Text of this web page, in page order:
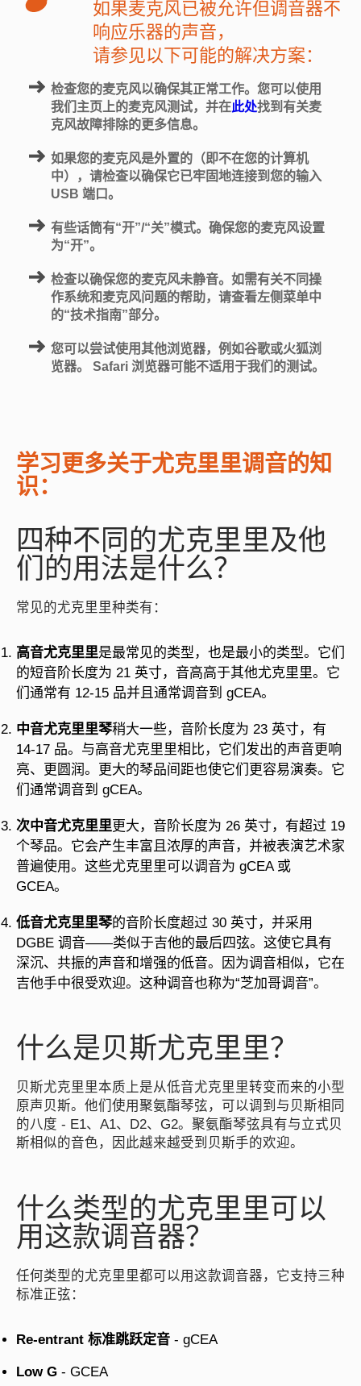
如果麦克风已被允许但调音器不
响应乐器的声音，
请参见以下可能的解决方案：
检查您的麦克风以确保其正常工作。您可以使用
我们主页上的麦克风测试，并在此处找到有关麦
克风故障排除的更多信息。
如果您的麦克风是外置的（即不在您的计算机
中），请检查以确保它已牢固地连接到您的输入
USB 端口。
有些话筒有“开”/“关”模式。确保您的麦克风设置
为“开”。
检查以确保您的麦克风未静音。如需有关不同操
作系统和麦克风问题的帮助，请查看左侧菜单中
的“技术指南”部分。
您可以尝试使用其他浏览器，例如谷歌或火狐浏
览器。 Safari 浏览器可能不适用于我们的测试。
学习更多关于尤克里里调音的知
识：
四种不同的尤克里里及他
们的用法是什么？
常见的尤克里里种类有：
高音尤克里里是最常见的类型，也是最小的类型。它们
的短音阶长度为 21 英寸，音高高于其他尤克里里。它
们通常有 12-15 品并且通常调音到 gCEA。
中音尤克里里琴稍大一些，音阶长度为 23 英寸，有
14-17 品。与高音尤克里里相比，它们发出的声音更响
亮、更圆润。更大的琴品间距也使它们更容易演奏。它
们通常调音到 gCEA。
次中音尤克里里更大，音阶长度为 26 英寸，有超过 19
个琴品。它会产生丰富且浓厚的声音，并被表演艺术家
普遍使用。这些尤克里里可以调音为 gCEA 或
GCEA。
低音尤克里里琴的音阶长度超过 30 英寸，并采用
DGBE 调音——类似于吉他的最后四弦。这使它具有
深沉、共振的声音和增强的低音。因为调音相似，它在
吉他手中很受欢迎。这种调音也称为“芝加哥调音”。
什么是贝斯尤克里里？
贝斯尤克里里本质上是从低音尤克里里转变而来的小型
原声贝斯。他们使用聚氨酯琴弦，可以调到与贝斯相同
的八度 - E1、A1、D2、G2。聚氨酯琴弦具有与立式贝
斯相似的音色，因此越来越受到贝斯手的欢迎。
什么类型的尤克里里可以
用这款调音器？
任何类型的尤克里里都可以用这款调音器，它支持三种
标准正弦：
Re-entrant 标准跳跃定音 - gCEA
Low G - GCEA